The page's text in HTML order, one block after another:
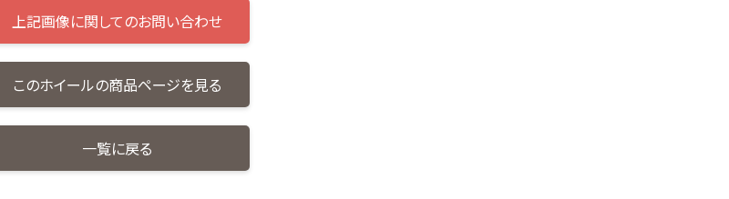
上記画像に関してのお問い合わせ
このホイールの商品ページを見る
一覧に戻る